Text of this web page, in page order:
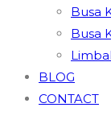
Busa
Busa
BLOG
CONTACT